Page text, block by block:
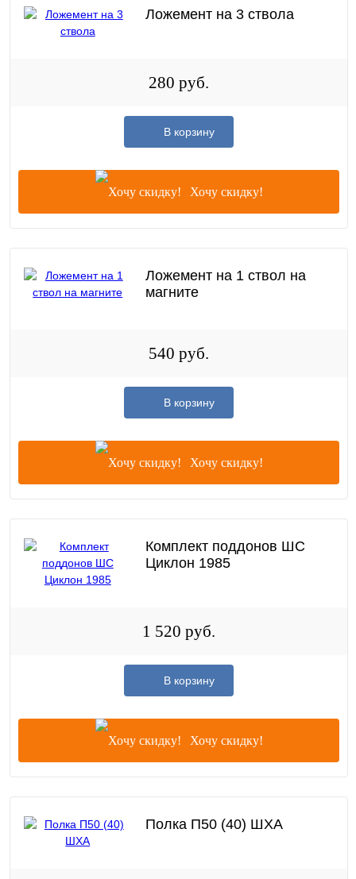
Ложемент на 3 ствола
280 руб.
В корзину
Хочу скидку!
Ложемент на 1 ствол на
магните
540 руб.
В корзину
Хочу скидку!
Комплект поддонов ШС
Циклон 1985
1 520 руб.
В корзину
Хочу скидку!
Полка П50 (40) ШХА